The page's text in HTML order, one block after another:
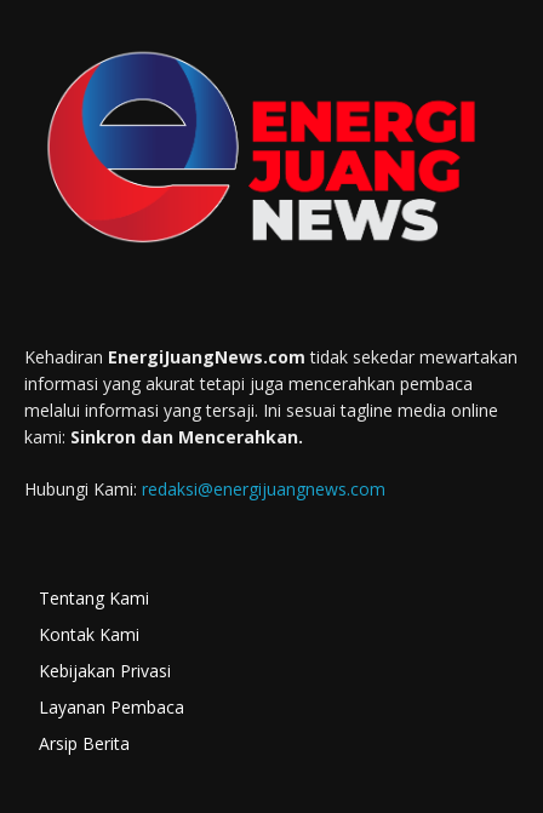
Kehadiran EnergiJuangNews.com tidak sekedar mewartakan
informasi yang akurat tetapi juga mencerahkan pembaca
melalui informasi yang tersaji. Ini sesuai tagline media online
kami: Sinkron dan Mencerahkan.
Hubungi Kami: redaksi@energijuangnews.com
Tentang Kami
Kontak Kami
Kebijakan Privasi
Layanan Pembaca
Arsip Berita